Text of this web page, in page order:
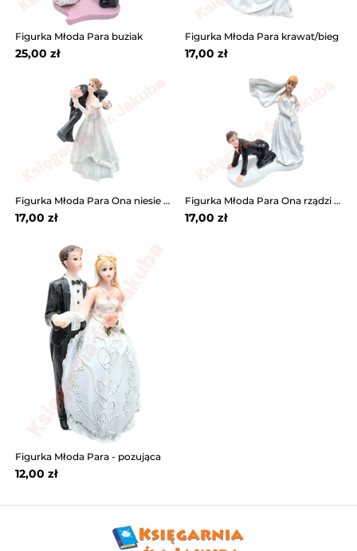
Figurka Młoda Para buziak
25,00 zł
Figurka Młoda Para krawat/bieg
17,00 zł
Figurka Młoda Para Ona niesie Jego
17,00 zł
Figurka Młoda Para Ona rządzi Nim
17,00 zł
Figurka Młoda Para - pozująca
12,00 zł